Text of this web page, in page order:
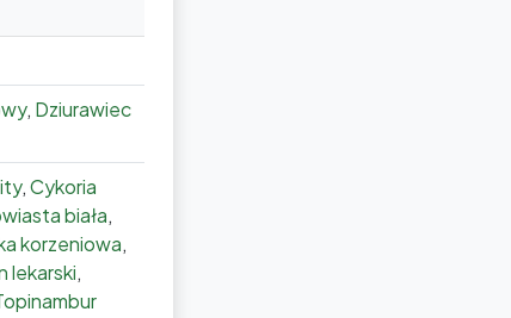
, Dziurawiec
,Cykoria
biała,
korzeniowa,
lekarski,